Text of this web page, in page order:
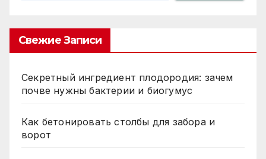
Свежие Записи
Секретный ингредиент плодородия: зачем
почве нужны бактерии и биогумус
Как бетонировать столбы для забора и
ворот